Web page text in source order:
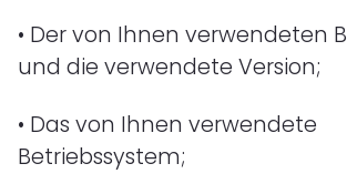
• Der von Ihnen verwendeten
und die verwendete Version;
• Das von Ihnen verwendete
Betriebssystem;